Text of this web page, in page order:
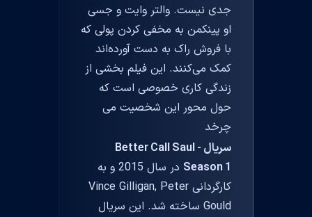
جدی نیست. والتر وایت و جسی
او پینکمن به مخفی کردن پولی که
با فروش راک به دست آورده‌اند
کمک می‌کنند. این فیلم بخشی از
زندگی کاری خصوصی است که
حول محور این شخصیت می
چرخد
سریال Better Call Saul -
Season 1
در سال 2015 و به
کارگردانی Vince Gilligan, Peter
Gould ساخته شد. این سریال